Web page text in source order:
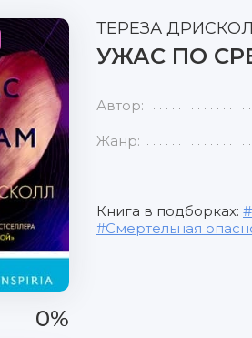
0%
ТЕРЕЗА
УЖАС ПО
Автор:
Жанр:
Книга в подборках:
Смертельная